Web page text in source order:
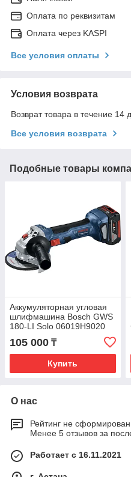
Оплата по реквизитам
Оплата через KASPI
Все условия оплаты
Условия возврата
Возврат товара в течение 14
Все условия возврата
Подобные товары
Аккумуляторная угловая
шлифмашина Bosch GWS
180-LI Solo 06019H9020
105 000 ₸
Купить
О нас
Рейтинг не сформирован
Менее 5 отзывов за
Работает с 16.11.2021